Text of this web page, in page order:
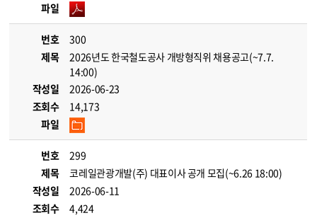
파일
번호
300
제목
2026년도 한국철도공사 개방형직위 채용공고(~7.7.
14:00)
작성일
2026-06-23
조회수
14,173
파일
번호
299
제목
코레일관광개발(주) 대표이사 공개 모집(~6.26 18:00)
작성일
2026-06-11
조회수
4,424